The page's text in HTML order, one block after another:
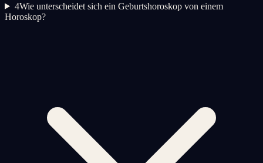
4Wie unterscheidet sich ein Geburtshoroskop von einem
Horoskop?